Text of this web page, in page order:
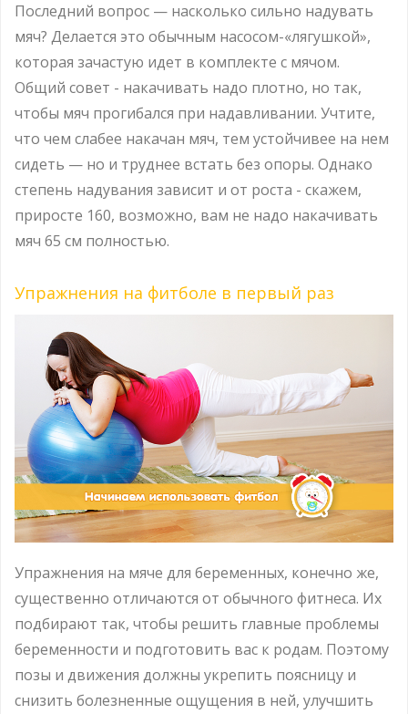
Последний вопрос — насколько сильно надувать
мяч? Делается это обычным насосом-«лягушкой»,
которая зачастую идет в комплекте с мячом.
Общий совет - накачивать надо плотно, но так,
чтобы мяч прогибался при надавливании. Учтите,
что чем слабее накачан мяч, тем устойчивее на нем
сидеть — но и труднее встать без опоры. Однако
степень надувания зависит и от роста - скажем,
приросте 160, возможно, вам не надо накачивать
мяч 65 см полностью.
Упражнения на фитболе в первый раз
Упражнения на мяче для беременных, конечно же,
существенно отличаются от обычного фитнеса. Их
подбирают так, чтобы решить главные проблемы
беременности и подготовить вас к родам. Поэтому
позы и движения должны укрепить поясницу и
снизить болезненные ощущения в ней, улучшить